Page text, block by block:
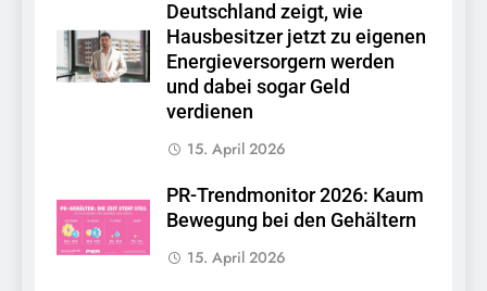
Deutschland zeigt, wie
Hausbesitzer jetzt zu eigenen
Energieversorgern werden
und dabei sogar Geld
verdienen
15. April 2026
PR-Trendmonitor 2026: Kaum
Bewegung bei den Gehältern
15. April 2026